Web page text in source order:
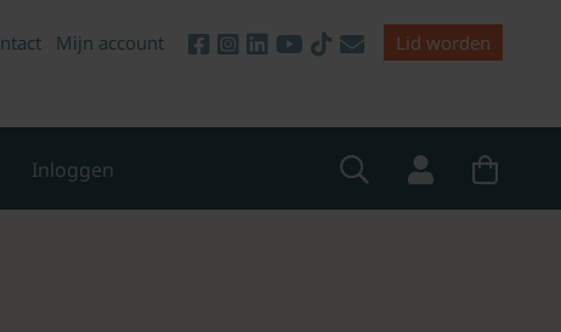
Mijn account Lid worden
Inloggen